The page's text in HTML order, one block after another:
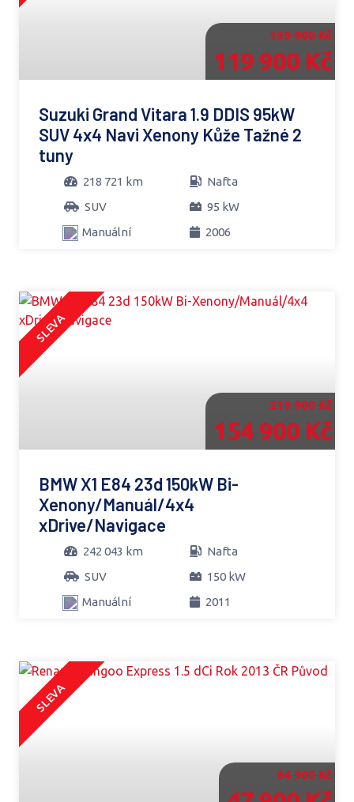
139 900 Kč
119 900 Kč
Suzuki Grand Vitara 1.9 DDIS 95kW
SUV 4x4 Navi Xenony Kůže Tažné 2
tuny
218 721 km
Nafta
SUV
95 kW
Manuální
2006
SLEVA
219 900 Kč
154 900 Kč
BMW X1 E84 23d 150kW Bi-
Xenony/Manuál/4x4
xDrive/Navigace
242 043 km
Nafta
SUV
150 kW
Manuální
2011
SLEVA
64 900 Kč